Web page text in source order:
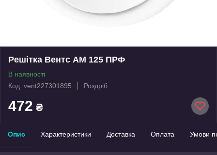
Решітка Вентс АМ 125 ПРФ
В наявності
Код: vent227301895
Роздріб
472 ₴
Опис Характеристики Доставка Оплата Умови